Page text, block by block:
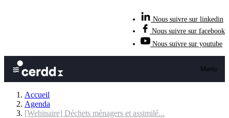
Nous suivre sur linkedin
Nous suivre sur facebook
Nous suivre sur youtube
Menu
Accueil
Agenda
[Webinaire] Déchets ménagers et assimilé...